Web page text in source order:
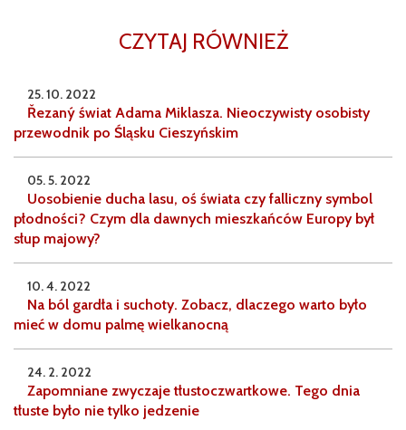
CZYTAJ RÓWNIEŻ
25. 10. 2022
Řezaný świat Adama Miklasza. Nieoczywisty osobisty
przewodnik po Śląsku Cieszyńskim
05. 5. 2022
Uosobienie ducha lasu, oś świata czy falliczny symbol
płodności? Czym dla dawnych mieszkańców Europy był
słup majowy?
10. 4. 2022
Na ból gardła i suchoty. Zobacz, dlaczego warto było
mieć w domu palmę wielkanocną
24. 2. 2022
Zapomniane zwyczaje tłustoczwartkowe. Tego dnia
tłuste było nie tylko jedzenie